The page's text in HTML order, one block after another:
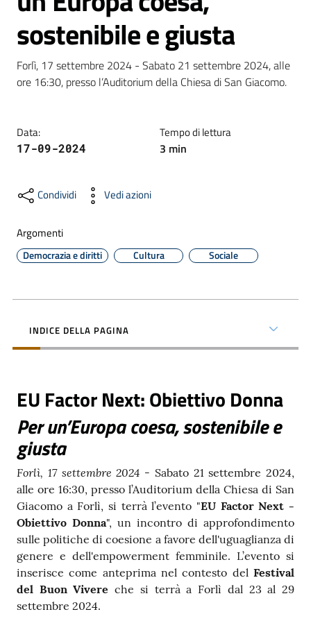
ed
eventi
Partecipazione
Approfondimenti
Seguici
su
sostenibile e giusta
Forlì, 17 settembre 2024 - Sabato 21 settembre 2024, alle
ore 16:30, presso l’Auditorium della Chiesa di San Giacomo.
Data:
17-09-2024
Tempo di lettura
3 min
Condividi Vedi azioni
Argomenti
Democrazia e diritti Cultura Sociale
INDICE DELLA PAGINA
EU Factor Next: Obiettivo Donna
Per un’Europa coesa, sostenibile e
giusta
Forlì, 17 settembre 2024 - Sabato 21 settembre 2024,
alle ore 16:30, presso l’Auditorium della Chiesa di San
Giacomo a Forlì, si terrà l’evento "EU Factor Next -
Obiettivo Donna", un incontro di approfondimento
sulle politiche di coesione a favore dell'uguaglianza di
genere e dell'empowerment femminile. L’evento si
inserisce come anteprima nel contesto del Festival
del Buon Vivere che si terrà a Forlì dal 23 al 29
settembre 2024.